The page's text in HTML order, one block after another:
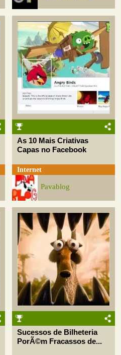
As 10 Mais Criativas
Capas no Facebook
Internet
Pavablog
Sucessos de Bilheteria
PorÃ©m Fracassos de...